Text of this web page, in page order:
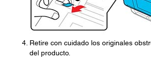
Retire con cuidado los originales
del producto.